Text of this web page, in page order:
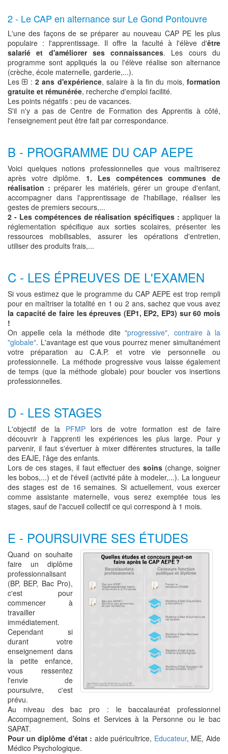
2 - Le CAP en alternance sur Le Gond Pontouvre
L'une des façons de se préparer au nouveau CAP PE les plus
populaire : l'apprentissage. Il offre la faculté à l'élève d'être
salarié et d'améliorer ses connaissances. Les cours du
programme sont appliqués la ou l'élève réalise son alternance
(crèche, école maternelle, garderie,...).
Les
:2 ans d'expérience, salaire à la fin du mois,formation
gratuite et rémunérée, recherche d'emploi facilité.
Les points négatifs : peu de vacances.
S'il n'y a pas de Centre de Formation des Apprentis à côté,
l'enseignement peut être fait par correspondance.
B - PROGRAMME DU CAP AEPE
Voici quelques notions professionnelles que vous maîtriserez
après votre diplôme. 1. Les compétences communes de
réalisation : préparer les matériels, gérer un groupe d'enfant,
accompagner dans l'apprentissage de l'habillage, réaliser les
gestes de premiers secours,...
2 - Les compétences de réalisation spécifiques : appliquer la
réglementation spécifique aux sorties scolaires, présenter les
ressources mobilisables, assurer les opérations d'entretien,
utiliser des produits frais,...
C - LES ÉPREUVES DE L'EXAMEN
Si vous estimez que le programme du CAP AEPE est trop rempli
pour en maîtriser la totalité en 1 ou 2 ans, sachez que vous avez
la capacité de faire les épreuves (EP1, EP2, EP3) sur 60 mois
!
On appelle cela la méthode dite"progressive", contraire à la
"globale". L'avantage est que vous pourrez mener simultanément
votre préparation au C.A.P. et votre vie personnelle ou
professionnelle. La méthode progressive vous laisse également
de temps (que la méthode globale) pour boucler vos insertions
professionnelles.
D - LES STAGES
L'objectif de la PFMPlors de votre formation est de faire
découvrir à l'apprenti les expériences les plus large. Pour y
parvenir, il faut s'évertuer à mixer différentes structures, la taille
des EAJE, l'âge des enfants.
Lors de ces stages, il faut effectuer des soins(change, soigner
les bobos,...) et de l'éveil (activité pâte à modeler,...). La longueur
des stages est de 16 semaines. Si actuellement, vous exercer
comme assistante maternelle, vous serez exemptée tous les
stages, sauf de l'accueil collectif ce qui correspond à 1 mois.
E - POURSUIVRE SES ÉTUDES
Quand on souhaite
faire un diplôme
professionnalisant
(BP, BEP, Bac Pro),
c'est pour
commencer à
travailler
immédiatement.
Cependant si
durant votre
enseignement dans
la petite enfance,
vous ressentez
l'envie de
poursuivre, c'est
prévu.
Au niveau des bac pro : le baccalauréat professionnel
Accompagnement, Soins et Services à la Personne ou le bac
SAPAT.
Pour un diplôme d'état : aide puéricultrice, Educateur, ME, Aide
Médico Psychologique.